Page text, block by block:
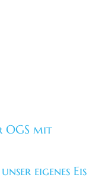
OGS mit
eigenes Eis